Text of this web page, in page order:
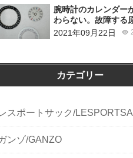
腕時計のカレンダー
わらない。故障する
2021年09月22日
カテゴリー
スポートサック/
ンゾ/GANZO